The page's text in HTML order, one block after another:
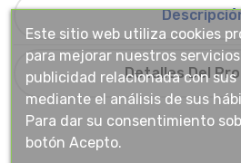
Detalles Del
Este sitio web utiliza cookies
para mejorar nuestros
publicidad relacionada con
mediante el análisis de sus
Para dar su consentimiento
botón Acepto.